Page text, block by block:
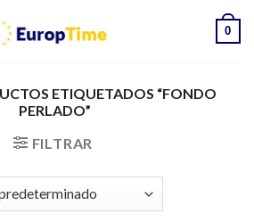
0
ETIQUETADOS “FONDO
PERLADO”
FILTRAR